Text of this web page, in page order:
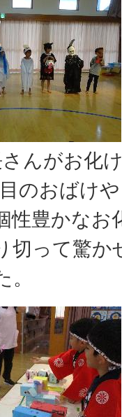
んがお化
のおばけや
性豊かなお
切って驚か